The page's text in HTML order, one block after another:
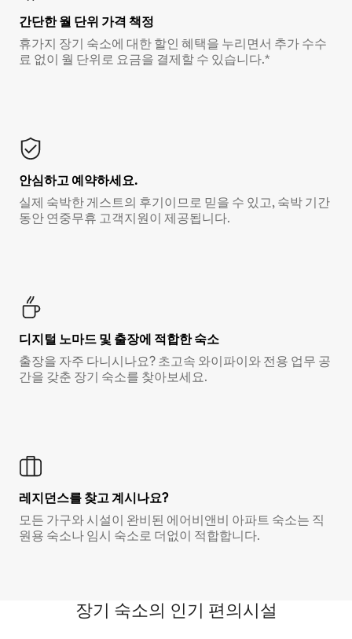
간단한 월 단위 가격 책정
휴가지 장기 숙소에 대한 할인 혜택을 누리면서 추가 수수
료 없이 월 단위로 요금을 결제할 수 있습니다.*
안심하고 예약하세요.
실제 숙박한 게스트의 후기이므로 믿을 수 있고, 숙박 기간
동안 연중무휴 고객지원이 제공됩니다.
디지털 노마드 및 출장에 적합한 숙소
출장을 자주 다니시나요? 초고속 와이파이와 전용 업무 공
간을 갖춘 장기 숙소를 찾아보세요.
레지던스를 찾고 계시나요?
모든 가구와 시설이 완비된 에어비앤비 아파트 숙소는 직
원용 숙소나 임시 숙소로 더없이 적합합니다.
장기 숙소의 인기 편의시설